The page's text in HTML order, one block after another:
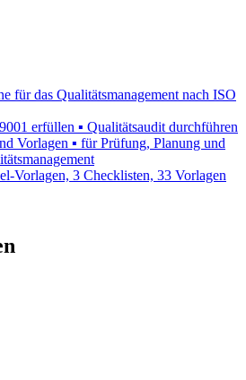
für das Qualitätsmanagement nach ISO
erfüllen ▪ Qualitätsaudit durchführen
Vorlagen ▪ für Prüfung, Planung und
Vorlagen, 3 Checklisten, 33 Vorlagen